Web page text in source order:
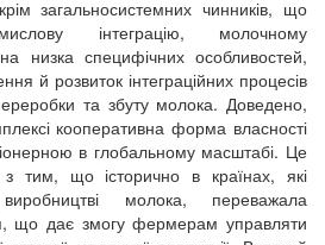
загальносистемних чинників, що
інтеграцію, молочному
низка специфічних особливостей,
й розвиток інтеграційних процесів
та збуту молока. Доведено,
кооперативна форма власності
в глобальному масштабі. Це
тим, що історично в країнах, які
молока, переважала
що дає змогу фермерам управляти